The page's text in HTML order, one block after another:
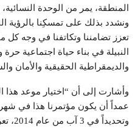
المنطقة، يمر من الوحدة
ونشدد بذلك على تمسكِنا بالرؤية
تعزز تضامننا وتكاتفنا في وجه كل
النبيلة في بناء حياة اجتماعية
والديمقراطية الحقيقية والأمان
وأشارت إلى أن “اختيار موعد هذا
عمداً أن يكون مؤتمرنا هذا في